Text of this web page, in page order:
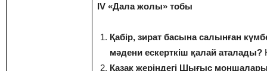
IV «Дала жолы» тобы
Қабір, зират басына салынған
мәдени ескерткіш қалай аталады?
Қазақ жеріндегі Шығыс